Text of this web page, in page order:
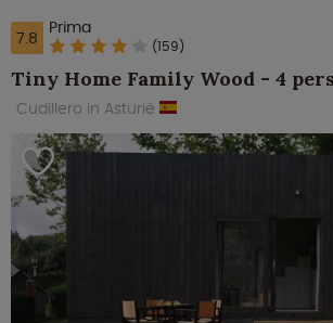
7.8 Prima
(159)
Tiny Home Family Wood - 4
Cudillero in Asturië